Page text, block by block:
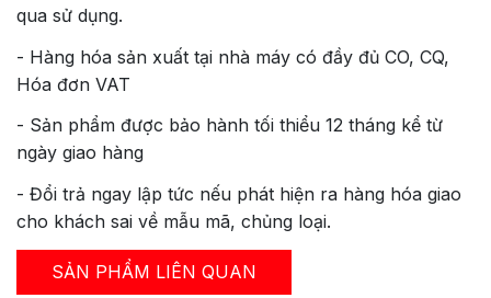
qua sử dụng.
- Hàng hóa sản xuất tại nhà máy có đầy đủ CO, CQ,
Hóa đơn VAT
- Sản phẩm được bảo hành tối thiểu 12 tháng kể từ
ngày giao hàng
- Đổi trả ngay lập tức nếu phát hiện ra hàng hóa giao
cho khách sai về mẫu mã, chủng loại.
SẢN PHẨM LIÊN QUAN